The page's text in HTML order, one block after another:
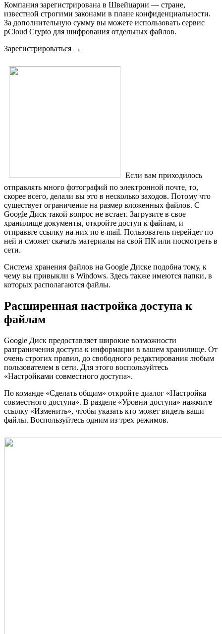
Компания зарегистрирована в Швейцарии — стране,
известной строгими законами в плане конфиденциальности.
За дополнительную сумму вы можете использовать сервис
pCloud Crypto для шифрования отдельных файлов.
Зарегистрироваться →
Если вам приходилось
отправлять много фотографий по электронной почте, то,
скорее всего, делали вы это в несколько заходов. Потому что
существует ограничение на размер вложенных файлов. С
Google Диск такой вопрос не встает. Загрузите в свое
хранилище документы, откройте доступ к файлам, и
отправьте ссылку на них по e-mail. Пользователь перейдет по
ней и сможет скачать материалы на свой ПК или посмотреть в
сети.
Система хранения файлов на Google Диске подобна тому, к
чему вы привыкли в Windows. Здесь также имеются папки, в
которых располагаются файлы.
Расширенная настройка доступа к
файлам
Google Диск предоставляет широкие возможности
разграничения доступа к информации в вашем хранилище. От
очень строгих правил, до свободного редактирования любым
пользователем в сети. Для этого воспользуйтесь
«Настройками совместного доступа».
По команде «Сделать общим» откройте диалог «Настройка
совместного доступа». В разделе «Уровни доступа» нажмите
ссылку «Изменить», чтобы указать кто может видеть ваши
файлы. Воспользуйтесь одним из трех режимов.